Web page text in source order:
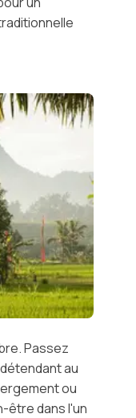
. Passez
au
ou
être dans l'un